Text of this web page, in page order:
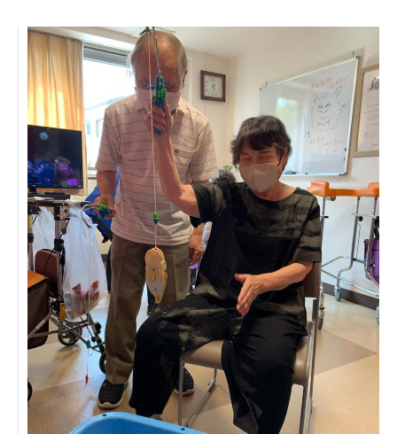
特定非営利活動法人ファイアーレッズメディカルスポ
ーツクラブ
特定非営利活動法人アート応援隊
その他
Mediclude 株式会社アジアメデカ元気事業団
株式会社フラワーコミュニティ放送
Medicare Lead Japan
株式会社日本医科学研究所
特定非営利活動法人共生フォーラム
一般社団法人フードラボジャパン
特定非営利活動法人日本医療福祉機構
株式会社アメックファーマシー